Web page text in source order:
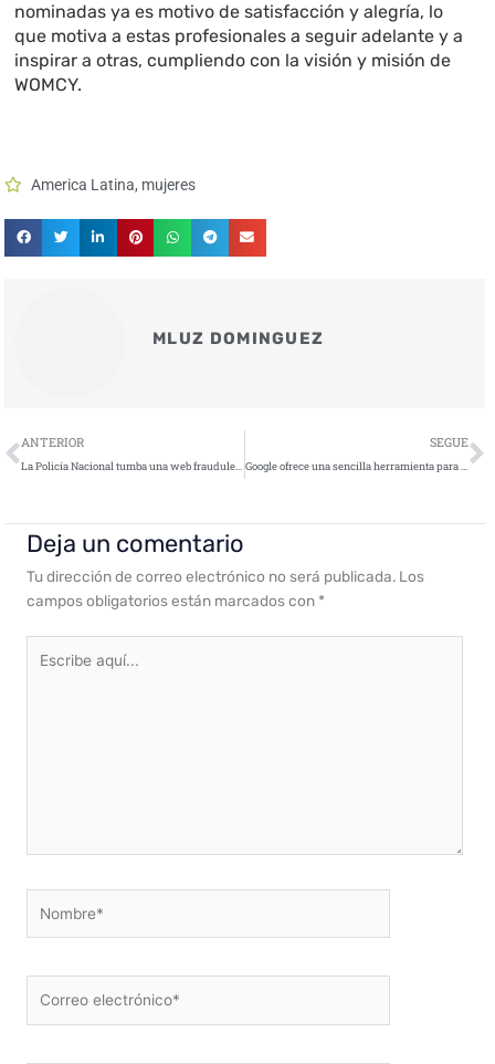
nominadas ya es motivo de satisfacción y alegría, lo
que motiva a estas profesionales a seguir adelante y a
inspirar a otras, cumpliendo con la visión y misión de
WOMCY.
America Latina, mujeres
MLUZ DOMINGUEZ
Ant
ANTERIOR
La Policía Nacional tumba una web fraudulenta que suplantaba el portal oficial del Museo del Prado
SEGUE
Google ofrece una sencilla herramienta para verificar si tus datos están en la Dark Web
Deja un comentario
Tu dirección de correo electrónico no será publicada. Los
campos obligatorios están marcados con *
aquí...
electrónico*